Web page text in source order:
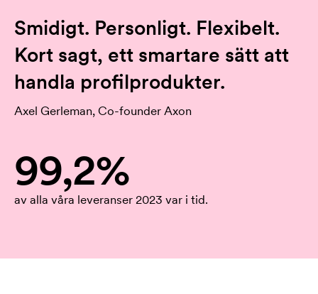
Smidigt. Personligt. Flexibelt.
Kort sagt, ett smartare sätt att
handla profilprodukter.
Axel Gerleman, Co-founder Axon
99,2%
av alla våra leveranser 2023 var i tid.